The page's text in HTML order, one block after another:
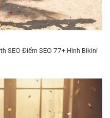
SEO Điểm SEO 77+ Hình Bikini